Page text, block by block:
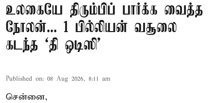
உலகையே திரும்பிப் பார்க்க வைத்த
நோலன்... 1 பில்லியன் வசூலை
கடந்த ‘தி ஒடிஸி’
Published on: 08 Aug 2026, 8:11 am
சென்னை,